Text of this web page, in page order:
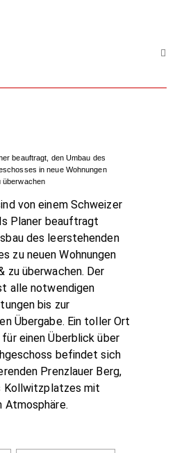
beauftragt, den Umbau des
in neue Wohnungen
überwachen
von einem Schweizer
Planer beauftragt
des leerstehenden
zu neuen Wohnungen
zu überwachen. Der
alle notwendigen
bis zur
Übergabe. Ein toller Ort
einen Überblick über
befindet sich
Prenzlauer Berg,
Kollwitzplatzes mit
Atmosphäre.